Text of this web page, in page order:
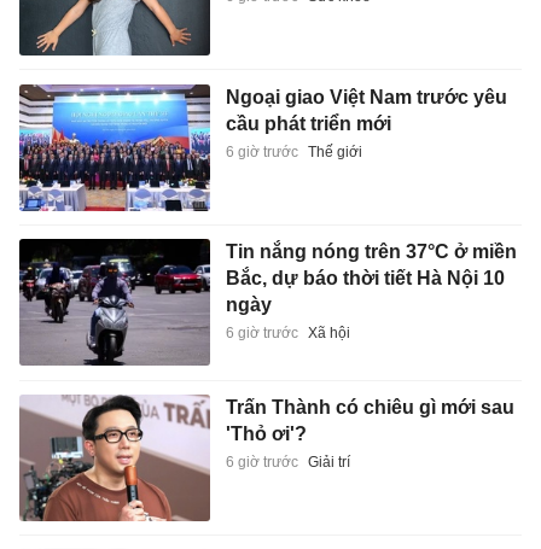
Ngoại giao Việt Nam trước yêu
cầu phát triển mới
6 giờ trước Thế giới
Tin nắng nóng trên 37°C ở miền
Bắc, dự báo thời tiết Hà Nội 10
ngày
6 giờ trước Xã hội
Trấn Thành có chiêu gì mới sau
'Thỏ ơi'?
6 giờ trước Giải trí